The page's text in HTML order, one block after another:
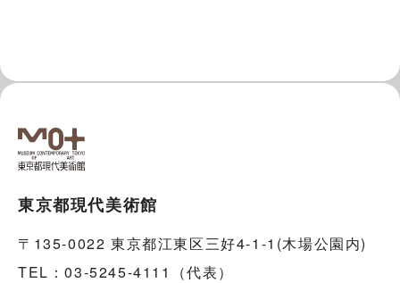
東京都現代美術館
〒135-0022 東京都江東区三好4-1-1(木場公園内)
TEL：03-5245-4111（代表）